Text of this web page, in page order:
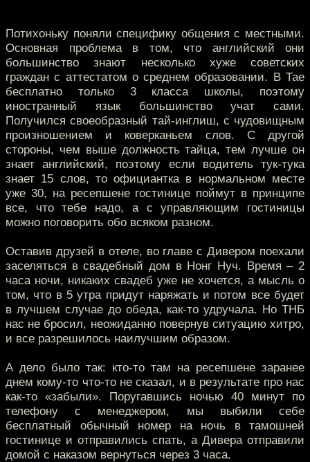
Потихоньку поняли специфику общения с местными.
Основная проблема в том, что английский они
большинство знают несколько хуже советских
граждан с аттестатом о среднем образовании. В Тае
бесплатно только 3 класса школы, поэтому
иностранный язык большинство учат сами.
Получился своеобразный тай-инглиш, с чудовищным
произношением и коверканьем слов. С другой
стороны, чем выше должность тайца, тем лучше он
знает английский, поэтому если водитель тук-тука
знает 15 слов, то официантка в нормальном месте
уже 30, на ресепшене гостинице поймут в принципе
все, что тебе надо, а с управляющим гостиницы
можно поговорить обо всяком разном.
Оставив друзей в отеле, во главе с Дивером поехали
заселяться в свадебный дом в Нонг Нуч. Время – 2
часа ночи, никаких свадеб уже не хочется, а мысль о
том, что в 5 утра придут наряжать и потом все будет
в лучшем случае до обеда, как-то удручала. Но ТНБ
нас не бросил, неожиданно повернув ситуацию хитро,
и все разрешилось наилучшим образом.
А дело было так: кто-то там на ресепшене заранее
днем кому-то что-то не сказал, и в результате про нас
как-то «забыли». Поругавшись ночью 40 минут по
телефону с менеджером, мы выбили себе
бесплатный обычный номер на ночь в тамошней
гостинице и отправились спать, а Дивера отправили
домой с наказом вернуться через 3 часа.